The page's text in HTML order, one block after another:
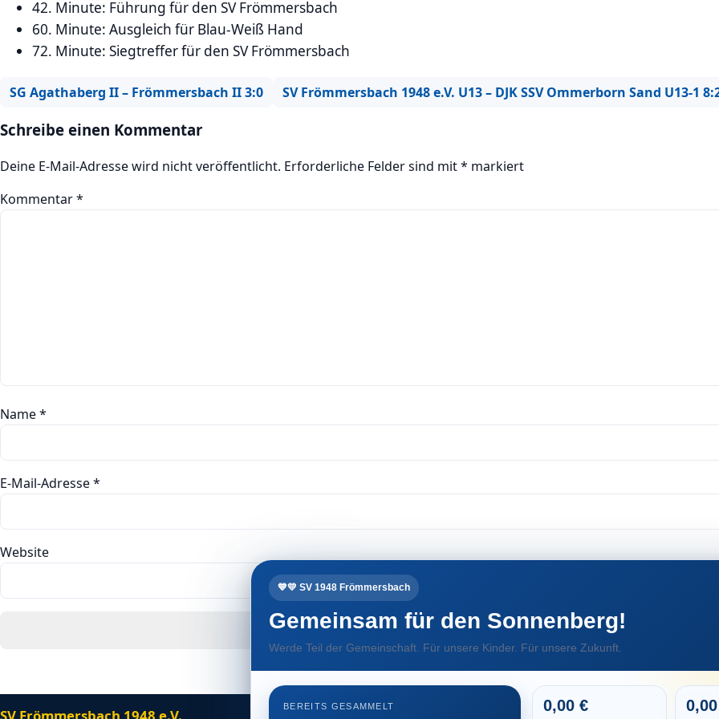
42. Minute: Führung für den SV Frömmersbach
60. Minute: Ausgleich für Blau-Weiß Hand
72. Minute: Siegtreffer für den SV Frömmersbach
SG Agathaberg II – Frömmersbach II 3:0 SV Frömmersbach 1948 e.V. U13 – DJK SSV Ommerborn Sand U13-1
Schreibe einen Kommentar
Deine E-Mail-Adresse wird nicht veröffentlicht. Erforderliche Felder sind mit* markiert
Kommentar*
Name*
E-Mail-Adresse*
Website
💙💛 SV 1948 Frömmersbach
Gemeinsam für den Sonnenberg!
Werde Teil der Gemeinschaft. Für unsere Kinder. Für unsere Zukunft.
BEREITS GESAMMELT 0,00 0,00
SV Frömmersbach 1948 e.V.